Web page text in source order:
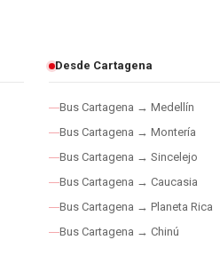
Desde Cartagena
Bus Cartagena → Medellín
Bus Cartagena → Montería
Bus Cartagena → Sincelejo
Bus Cartagena → Caucasia
Bus Cartagena → Planeta Rica
Bus Cartagena → Chinú